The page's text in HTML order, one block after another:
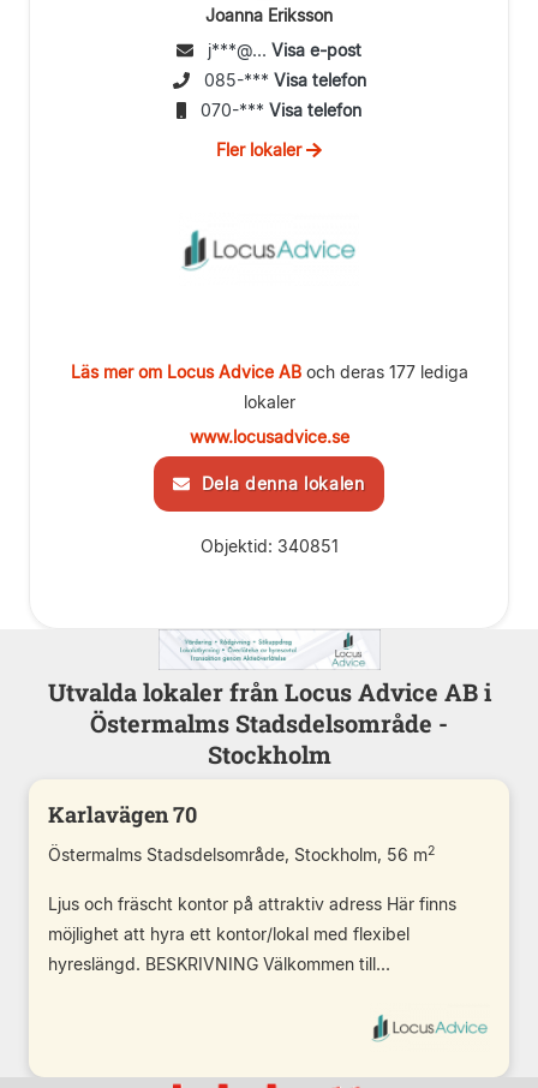
Joanna Eriksson
j***@... Visa e-post
085-*** Visa telefon
070-*** Visa telefon
Fler lokaler
Läs mer om Locus Advice ABoch deras 177 lediga
lokaler
www.locusadvice.se
Dela denna lokalen
Objektid: 340851
Utvalda lokaler från Locus Advice AB i
Östermalms Stadsdelsområde -
Stockholm
Karlavägen 70
Östermalms Stadsdelsområde, Stockholm, 56 m2
Ljus och fräscht kontor på attraktiv adress Här finns
möjlighet att hyra ett kontor/lokal med flexibel
hyreslängd. BESKRIVNING Välkommen till...